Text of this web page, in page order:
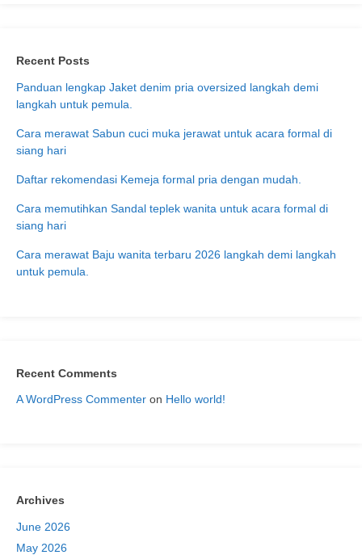
Recent Posts
Panduan lengkap Jaket denim pria oversized langkah demi
langkah untuk pemula.
Cara merawat Sabun cuci muka jerawat untuk acara formal di
siang hari
Daftar rekomendasi Kemeja formal pria dengan mudah.
Cara memutihkan Sandal teplek wanita untuk acara formal di
siang hari
Cara merawat Baju wanita terbaru 2026 langkah demi langkah
untuk pemula.
Recent Comments
A WordPress Commenter on Hello world!
Archives
June 2026
May 2026